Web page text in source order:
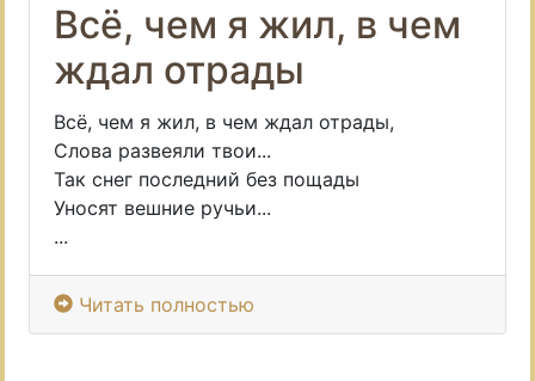
Всё, чем я жил, в чем
ждал отрады
Всё, чем я жил, в чем ждал отрады,
Слова развеяли твои...
Так снег последний без пощады
Уносят вешние ручьи...
...
Читать полностью